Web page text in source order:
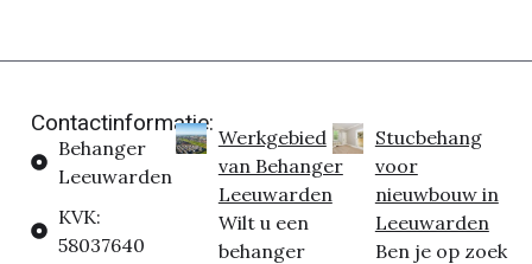
Contactinformatie:
Behanger
Leeuwarden
KVK:
58037640
Werkgebied
van Behanger
Leeuwarden
Wilt u een
behanger
Stucbehang
voor
nieuwbouw in
Leeuwarden
Ben je op zoek